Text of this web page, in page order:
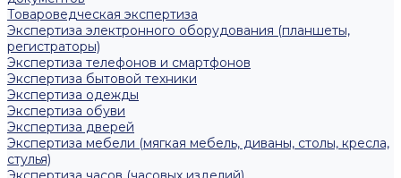
Товароведческая экспертиза
Экспертиза электронного оборудования (планшеты,
регистраторы)
Экспертиза телефонов и смартфонов
Экспертиза бытовой техники
Экспертиза одежды
Экспертиза обуви
Экспертиза дверей
Экспертиза мебели (мягкая мебель, диваны, столы, кресла,
стулья)